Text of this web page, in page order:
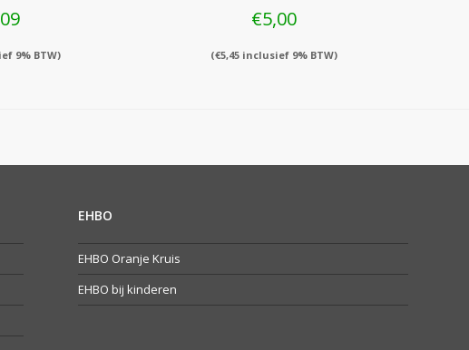
9% BTW)
€5,00
(€5,45 inclusief 9% BTW)
EHBO
EHBO Oranje Kruis
EHBO bij kinderen